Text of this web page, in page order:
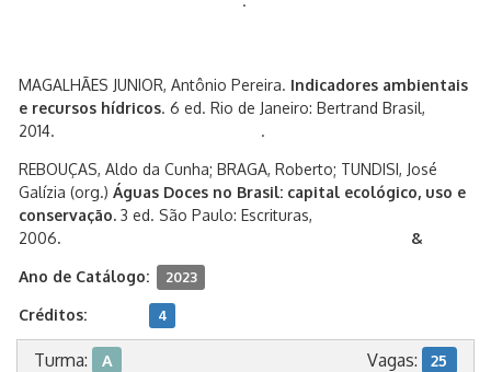
MAGALHÃES JUNIOR, Antônio Pereira. Indicadores ambientais
e recursos hídricos. 6 ed. Rio de Janeiro: Bertrand Brasil,
2014. .
REBOUÇAS, Aldo da Cunha; BRAGA, Roberto; TUNDISI, José
Galízia (org.) Águas Doces no Brasil: capital ecológico, uso e
conservação. 3 ed. São Paulo: Escrituras,
2006. &
Ano de Catálogo: 2023
Créditos: 4
Turma: A Vagas: 25